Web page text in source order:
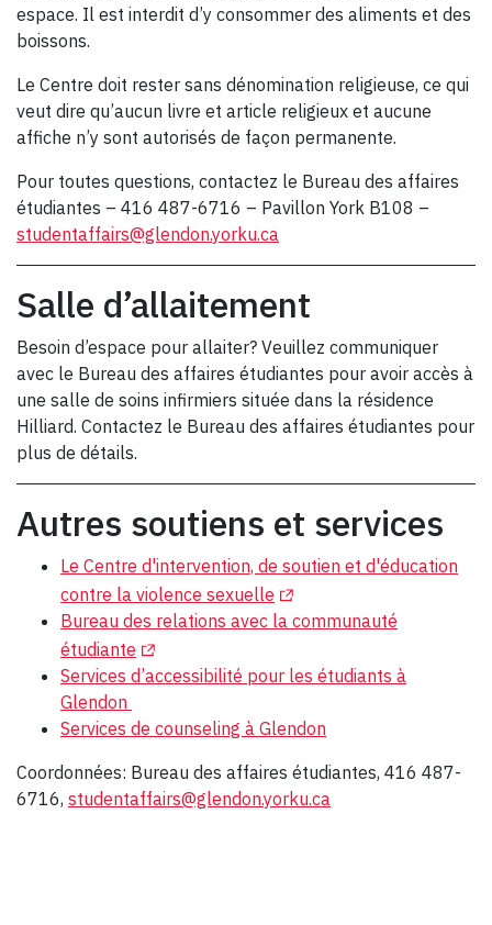
espace. Il est interdit d’y consommer des aliments et des
boissons.
Le Centre doit rester sans dénomination religieuse, ce qui
veut dire qu’aucun livre et article religieux et aucune
affiche n’y sont autorisés de façon permanente.
Pour toutes questions, contactez le Bureau des affaires
étudiantes – 416 487-6716 – Pavillon York B108 –
studentaffairs@glendon.yorku.ca
Salle d’allaitement
Besoin d’espace pour allaiter? Veuillez communiquer
avec le Bureau des affaires étudiantes pour avoir accès à
une salle de soins infirmiers située dans la résidence
Hilliard. Contactez le Bureau des affaires étudiantes pour
plus de détails.
Autres soutiens et services
Le Centre d'intervention, de soutien et d'éducation
contre la violence sexuelle (Opens in a new tab)
Bureau des relations avec la communauté
étudiante (Opens in a new tab)
Services d’accessibilité pour les étudiants à
Glendon
Services de counseling à Glendon
Coordonnées: Bureau des affaires étudiantes, 416 487-
6716, studentaffairs@glendon.yorku.ca